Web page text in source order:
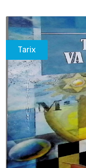
Tarix